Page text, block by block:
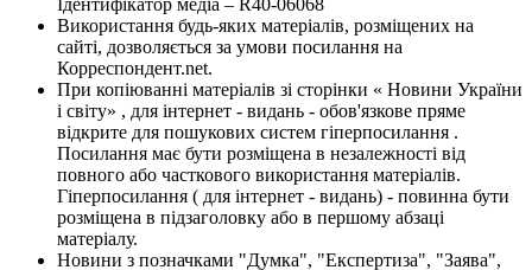
Використання будь-яких матеріалів, розміщених на
сайті, дозволяється за умови посилання на
Корреспондент.net.
При копіюванні матеріалів зі сторінки « Новини України
і світу» , для інтернет - видань - обов'язкове пряме
відкрите для пошукових систем гіперпосилання .
Посилання має бути розміщена в незалежності від
повного або часткового використання матеріалів.
Гіперпосилання ( для інтернет - видань) - повинна бути
розміщена в підзаголовку або в першому абзаці
матеріалу.
Новини з позначками "Думка", "Експертиза", "Заява",